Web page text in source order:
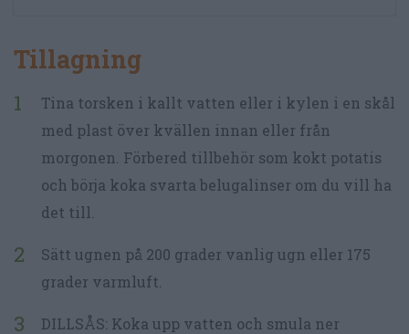
Tillagning
Tina torsken i kallt vatten eller i kylen i en skål
med plast över kvällen innan eller från
morgonen. Förbered tillbehör som kokt potatis
och börja koka svarta belugalinser om du vill ha
det till.
Sätt ugnen på 200 grader vanlig ugn eller 175
grader varmluft.
DILLSÅS: Koka upp vatten och smula ner